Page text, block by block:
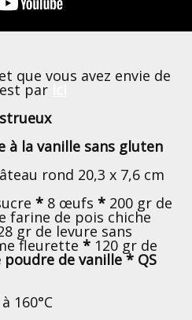
que vous avez envie de
par
à la vanille sans gluten
rond 20,3 x 7,6 cm
* 8 œufs * 200 gr de
farine de pois chiche
gr de levure sans
fleurette * 120 gr de
de vanille * QS
160°C